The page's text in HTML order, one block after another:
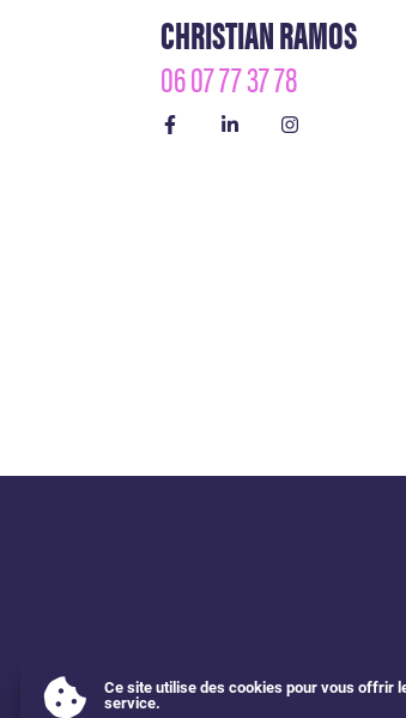
CHRISTIAN RAMOS
06 07 77 37 78
Ce site utilise des cookies pour vous offrir
service.